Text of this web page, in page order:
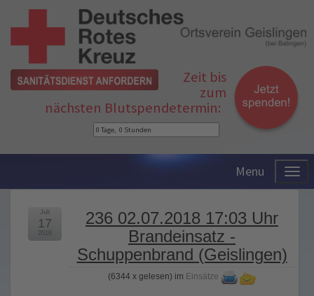
Zeit bis
zum
nächsten Blutspendetermin:
Menu
236 02.07.2018 17:03 Uhr
Brandeinsatz -
Schuppenbrand (Geislingen)
(6344 x gelesen) im Einsätze
Juli
17
2018